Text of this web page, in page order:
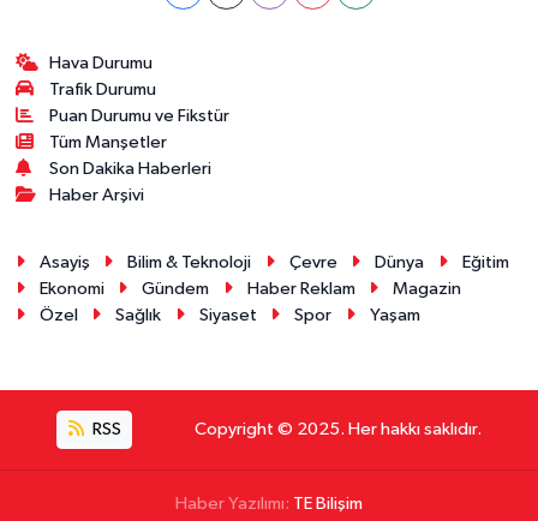
Hava Durumu
Trafik Durumu
Puan Durumu ve Fikstür
Tüm Manşetler
Son Dakika Haberleri
Haber Arşivi
Asayiş Bilim & Teknoloji Çevre Dünya
Eğitim
Ekonomi
Gündem Haber Reklam
Magazin
Özel
Sağlık Siyaset Spor Yaşam
RSS Copyright © 2025. Her hakkı saklıdır.
Haber Yazılımı: TE Bilişim